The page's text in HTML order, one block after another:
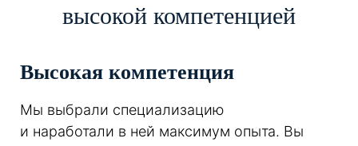
высокой компетенцией
Высокая компетенция
Мы выбрали специализацию
и наработали в ней максимум опыта. Вы